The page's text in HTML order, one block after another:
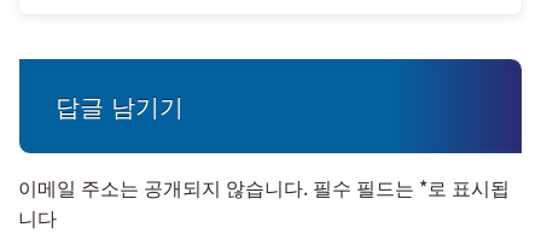
답글 남기기
이메일 주소는 공개되지 않습니다. 필수 필드는 *로 표시됩
니다